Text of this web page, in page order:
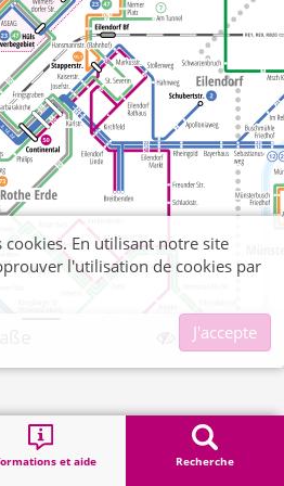
et aide Recherche
Straße
En utilisant notre site
l'utilisation de cookies par
J'accepte